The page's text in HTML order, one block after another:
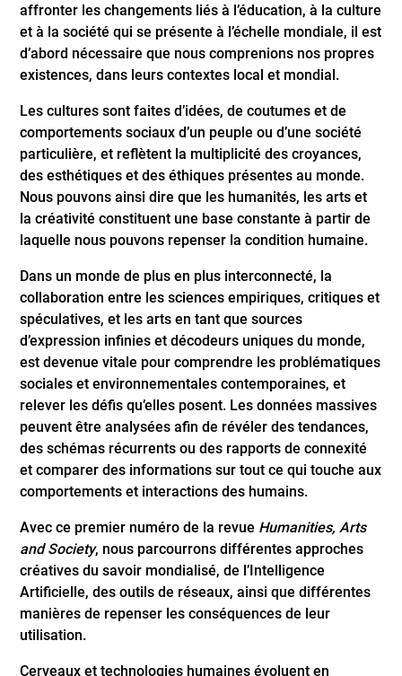
affronter les changements liés à l’éducation, à la culture
et à la société qui se présente à l’échelle mondiale, il est
d’abord nécessaire que nous comprenions nos propres
existences, dans leurs contextes local et mondial.
Les cultures sont faites d’idées, de coutumes et de
comportements sociaux d’un peuple ou d’une société
particulière, et reflètent la multiplicité des croyances,
des esthétiques et des éthiques présentes au monde.
Nous pouvons ainsi dire que les humanités, les arts et
la créativité constituent une base constante à partir de
laquelle nous pouvons repenser la condition humaine.
Dans un monde de plus en plus interconnecté, la
collaboration entre les sciences empiriques, critiques et
spéculatives, et les arts en tant que sources
d’expression infinies et décodeurs uniques du monde,
est devenue vitale pour comprendre les problématiques
sociales et environnementales contemporaines, et
relever les défis qu’elles posent. Les données massives
peuvent être analysées afin de révéler des tendances,
des schémas récurrents ou des rapports de connexité
et comparer des informations sur tout ce qui touche aux
comportements et interactions des humains.
Avec ce premier numéro de la revue Humanities, Arts
and Society, nous parcourrons différentes approches
créatives du savoir mondialisé, de l’Intelligence
Artificielle, des outils de réseaux, ainsi que différentes
manières de repenser les conséquences de leur
utilisation.
Cerveaux et technologies humaines évoluent en